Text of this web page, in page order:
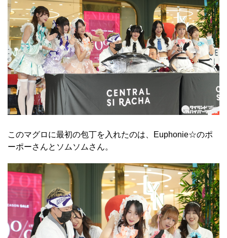
このマグロに最初の包丁を入れたのは、Euphonie☆のポ
ーポーさんとソムソムさん。